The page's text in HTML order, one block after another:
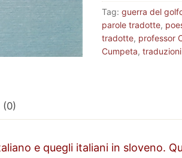
Tag: guerra del
parole tradotte,
tradotte, professor
Cumpeta,
(0)
e quegli italiani in sloveno.